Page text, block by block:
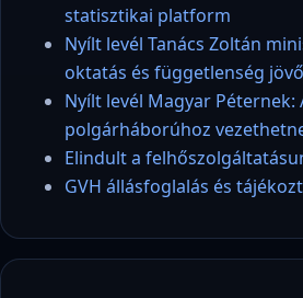
statisztikai platform
Nyílt levél Tanács Zoltán
oktatás és függetlenség
Nyílt levél Magyar Péternek:
polgárháborúhoz
Elindult a
GVH állásfoglalás és